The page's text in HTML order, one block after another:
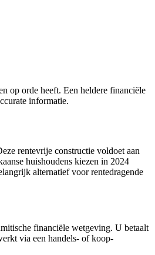
op orde heeft. Een heldere financiële
informatie.
rentevrije constructie voldoet aan
huishoudens kiezen in 2024
alternatief voor rentedragende
financiële wetgeving. U betaalt
via een handels- of koop-